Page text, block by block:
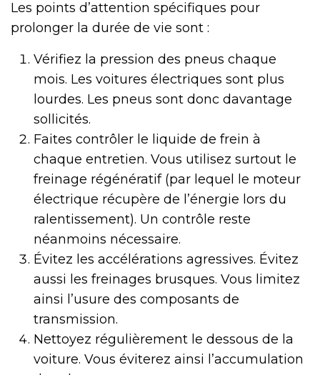
Les points d’attention spécifiques pour
prolonger la durée de vie sont :
Vérifiez la pression des pneus chaque
mois. Les voitures électriques sont plus
lourdes. Les pneus sont donc davantage
sollicités.
Faites contrôler le liquide de frein à
chaque entretien. Vous utilisez surtout le
freinage régénératif (par lequel le moteur
électrique récupère de l’énergie lors du
ralentissement). Un contrôle reste
néanmoins nécessaire.
Évitez les accélérations agressives. Évitez
aussi les freinages brusques. Vous limitez
ainsi l’usure des composants de
transmission.
Nettoyez régulièrement le dessous de la
voiture. Vous éviterez ainsi l’accumulation